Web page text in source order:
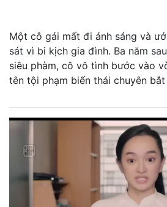
Một cô gái mất đi ánh sáng và
sát vì bi kịch gia đình. Ba năm
siêu phàm, cô vô tình bước vào
tên tội phạm biến thái chuyên